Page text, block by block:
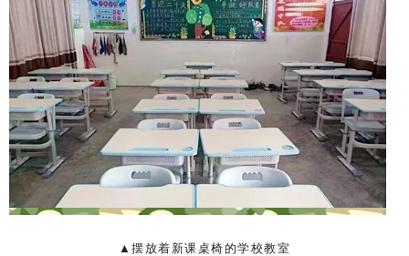
▲摆放着新课桌椅的学校教室